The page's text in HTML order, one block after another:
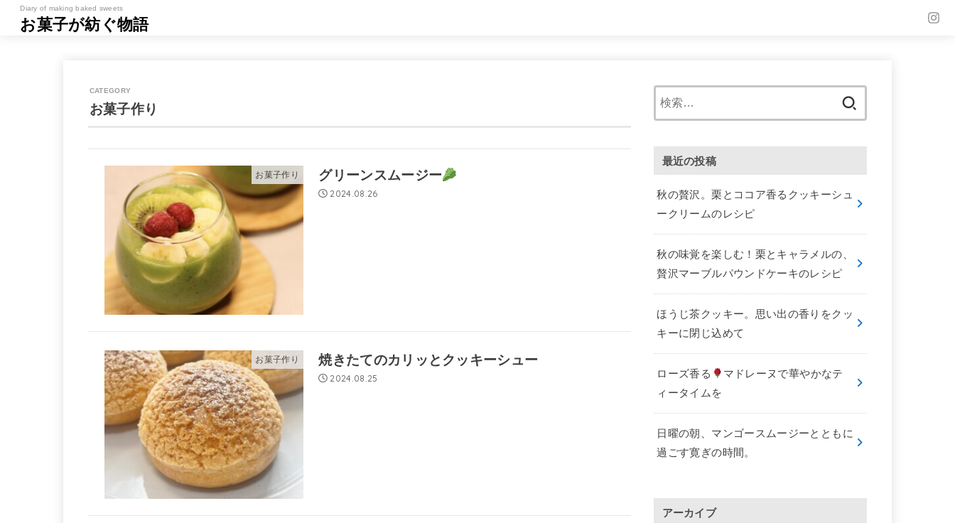
Diary of making baked sweets
お菓子が紡ぐ物語
お菓子作り
お菓子作り グリーンスムージー
2024.08.26
お菓子作り 焼きたてのカリッとクッキーシュー
2024.08.25
最近の投稿
秋の贅沢。栗とココア香るクッキーシュ
ークリームのレシピ
秋の味覚を楽しむ！栗とキャラメルの、
贅沢マーブルパウンドケーキのレシピ
ほうじ茶クッキー。思い出の香りをクッ
キーに閉じ込めて
ローズ香る
マドレーヌで華やかなテ
ィータイムを
日曜の朝、マンゴースムージーとともに
過ごす寛ぎの時間。
アーカイブ